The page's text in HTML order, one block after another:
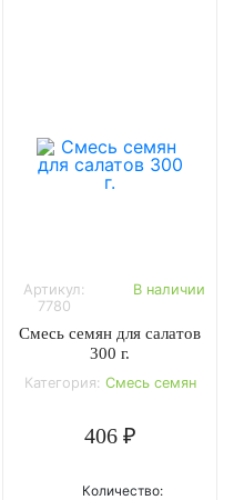
Артикул:
7780
В наличии
Смесь семян для салатов
300 г.
Категория: Смесь семян
406 ₽
Количество: